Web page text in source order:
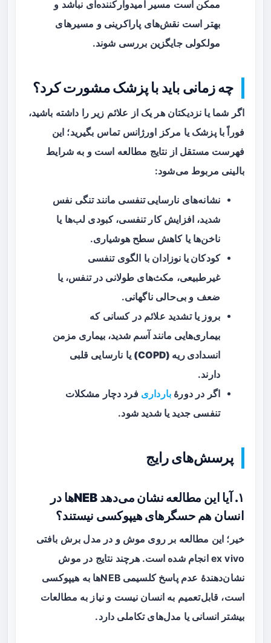
ممکن است مسیر امیدوارکننده‌ای نباشد و
بهتر است نقش‌های پاراکرینی و مسیرهای
مولکولی جایگزین بررسی شوند.
چه زمانی باید با پزشک مشورت کرد؟
اگر شما یا نزدیکتان هر یک از علائم زیر را داشته باشید،
فوراً با پزشک یا مرکز اورژانس تماس بگیرید؛ این
فهرست مستقل از نتایج مطالعه است و به شرایط
بالینی مربوط می‌شود:
نشانه‌های نارسایی تنفسی مانند تنگی نفس
شدید، افزایش کار تنفسی، کبودی لب‌ها یا
ناخن‌ها یا کاهش سطح هوشیاری.
کودکان یا نوزادان با الگوی تنفسی
غیرطبیعی، مکث‌های طولانی در تنفس، یا
ضعف و بی‌حالی ناگهانی.
بروز یا تشدید علائم در کسانی که
بیماری‌هایی مانند آسم شدید، بیماری مزمن
انسدادی ریه (COPD)
یا نارسایی قلبی
دارند.
اگر در دورهٔ بارداری فرد دچار مشکلات
تنفسی جدید یا شدید شود.
پرسش‌های رایج
۱. آیا این مطالعه نشان می‌دهد NEBها در
انسان هم حسگرهای هیپوکسی نیستند؟
خیر؛ این مطالعه بر روی موش و در مدل برش بافتی
ex vivo انجام شده است. هرچند نتایج در موش
نشان‌دهندهٔ عدم پاسخ کلسیمی NEBها به هیپوکسی
است، قابل‌تعمیم به انسان نیست و نیاز به مطالعات
بیشتر انسانی یا مدل‌های تکاملی دارد.